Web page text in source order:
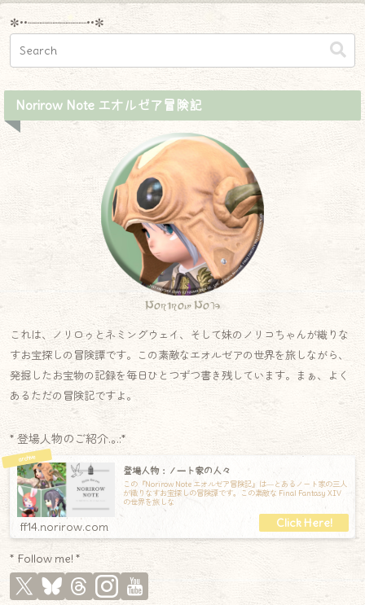
✼••┈┈┈┈┈┈┈┈┈••✼
Norirow Note エオルゼア冒険記
Norirow Note
これは、ノリロゥとネミングウェイ、そして妹のノリコちゃんが織りな
すお宝探しの冒険譚です。この素敵なエオルゼアの世界を旅しながら、
発掘したお宝物の記録を毎日ひとつずつ書き残しています。まぁ、よく
あるただの冒険記ですよ。
* 登場人物のご紹介.｡.:*
登場人物：ノート家の人々
この『Norirow Note エオルゼア冒険記』は―とあるノート家の三人
が織りなすお宝探しの冒険譚です。この素敵な Final Fantasy XIV
の世界を旅しな
ff14.norirow.com
* Follow me! *